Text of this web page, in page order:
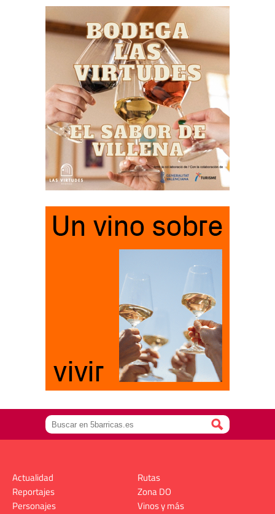
Actualidad
Reportajes
Personajes
Rutas
Zona DO
Vinos y más